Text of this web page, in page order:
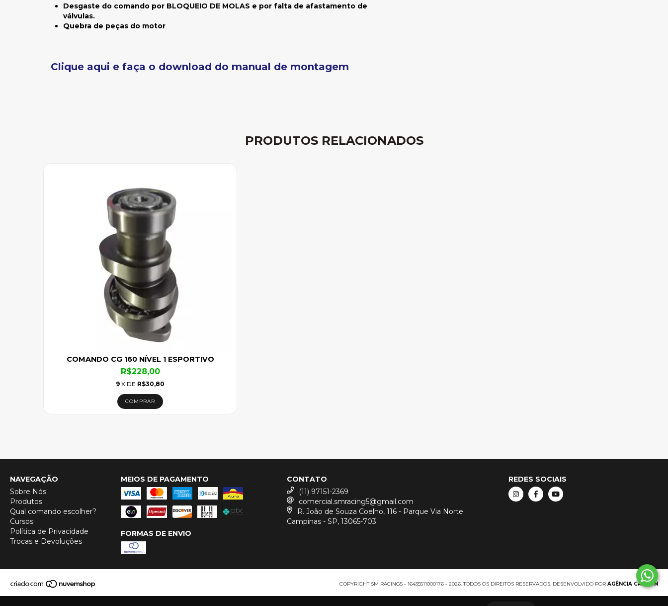
Desgaste do comando por BLOQUEIO DE MOLAS e por falta de afastamento de
válvulas.
Quebra de peças do motor
Clique aqui e faça o download do manual de montagem
PRODUTOS RELACIONADOS
COMANDO CG 160 NÍVEL 1 ESPORTIVO
R$228,00
9 X DE R$30,80
NAVEGAÇÃO
Sobre Nós
Produtos
Qual comando escolher?
Cursos
Política de Privacidade
Trocas e Devoluções
MEIOS DE PAGAMENTO
FORMAS DE ENVIO
CONTATO
(11) 97151-2369
comercial.smracing5@gmail.com
R. João de Souza Coelho, 116 - Parque Via Norte
Campinas - SP, 13065-703
REDES SOCIAIS
COPYRIGHT SM RACING5 - 16435511000176 - 2026. TODOS OS DIREITOS RESERVADOS. DESENVOLVIDO POR AGÊNCIA CARBON